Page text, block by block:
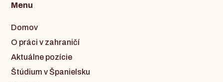
Menu
Domov
O práci v zahraničí
Aktuálne pozície
Štúdium v Španielsku